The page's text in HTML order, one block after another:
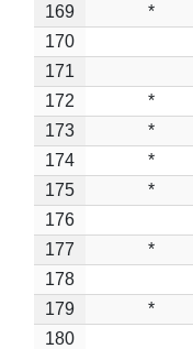
169
*
170
171
172
*
173
*
174
*
175
*
176
177
*
178
179
*
180